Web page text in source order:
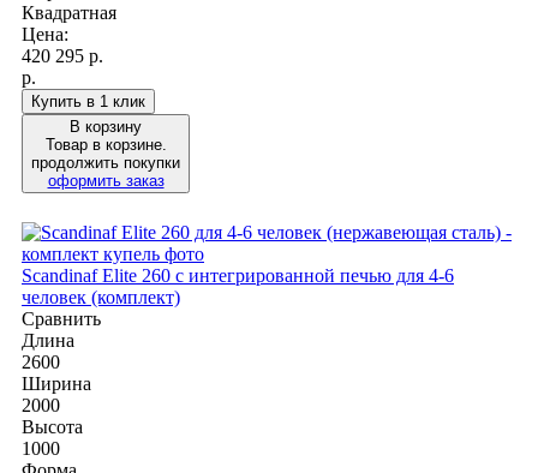
Квадратная
Цена:
420 295 р.
р.
Купить в 1 клик
В корзину
Товар в корзине.
продолжить покупки
оформить заказ
Scandinaf Elite 260 c интегрированной печью для 4-6
человек (комплект)
Сравнить
Длина
2600
Ширина
2000
Высота
1000